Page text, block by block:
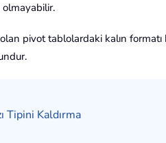
pivot tablolardaki kalın
Tipini Kaldırma